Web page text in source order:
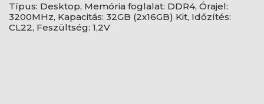
Típus: Desktop, Memória foglalat: DDR4, Órajel:
3200MHz, Kapacitás: 32GB (2x16GB) Kit, Időzítés:
CL22, Feszültség: 1,2V